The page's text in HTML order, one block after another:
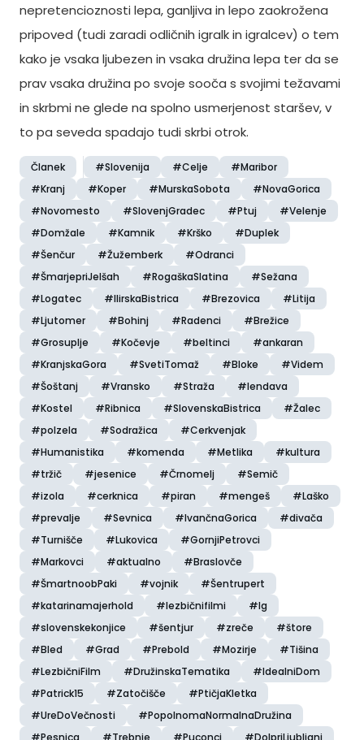
nepretencioznosti lepa, ganljiva in lepo zaokrožena
pripoved (tudi zaradi odličnih igralk in igralcev) o tem
kako je vsaka ljubezen in vsaka družina lepa ter da se
prav vsaka družina po svoje sooča s svojimi težavami
in skrbmi ne glede na spolno usmerjenost staršev, v
to pa seveda spadajo tudi skrbi otrok.
Članek #Slovenija #Celje
#Maribor
#Kranj
#Koper #MurskaSobota
#NovaGorica
#Novomesto
#SlovenjGradec #Ptuj
#Velenje
#Domžale
#Kamnik #Krško
#Duplek
#Šenčur
#Žužemberk
#Odranci
#ŠmarjepriJelšah
#RogaškaSlatina
#Sežana
#Logatec
#IlirskaBistrica #Brezovica
#Litija
#Ljutomer
#Bohinj #Radenci
#Brežice
#Grosuplje
#Kočevje #beltinci
#ankaran
#KranjskaGora
#SvetiTomaž #Bloke
#Videm
#Šoštanj
#Vransko #Straža
#lendava
#Kostel
#Ribnica #SlovenskaBistrica
#Žalec
#polzela
#Sodražica
#Cerkvenjak
#Humanistika
#komenda #Metlika
#kultura
#tržič
#jesenice #Črnomelj
#Semič
#izola
#cerknica #piran #mengeš
#Laško
#prevalje
#Sevnica #IvančnaGorica
#divača
#Turnišče
#Lukovica
#GornjiPetrovci
#Markovci
#aktualno
#Braslovče
#ŠmartnoobPaki
#vojnik
#Šentrupert
#katarinamajerhold
#lezbičnifilmi
#Ig
#slovenskekonjice
#šentjur #zreče
#štore
#Bled
#Grad #Prebold #Mozirje
#Tišina
#LezbičniFilm
#DružinskaTematika
#IdealniDom
#Patrick15
#Zatočišče
#PtičjaKletka
#UreDoVečnosti
#PopolnomaNormalnaDružina
#Pesnica
#Trebnje #Puconci #DolpriLjubljani